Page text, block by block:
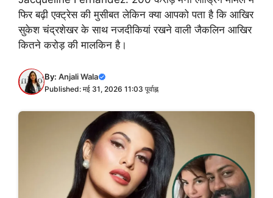
फिर बढ़ी एक्ट्रेस की मुसीबत लेकिन क्या आपको पता है कि आखिर
सुकेश चंद्रशेखर के साथ नजदीकियां रखने वाली जैकलिन आखिर
कितने करोड़ की मालकिन है।
By: Anjali Wala
Published: मई 31, 2026 11:03 पूर्वाह्न